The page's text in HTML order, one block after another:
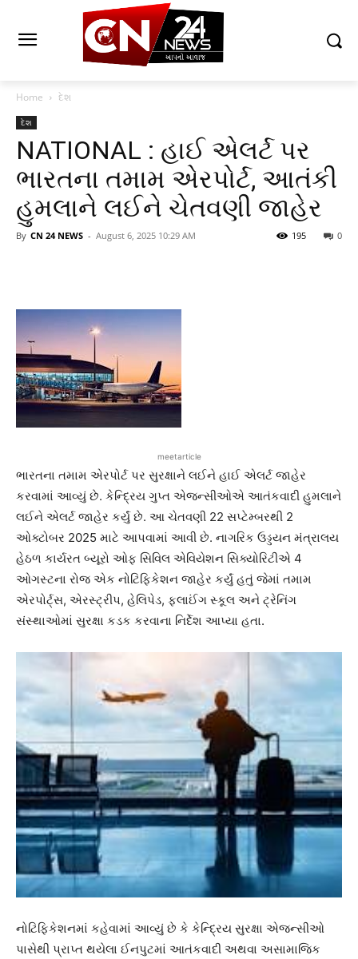
Home દેશ
દેશ
NATIONAL : હાઈ એલર્ટ પર
ભારતના તમામ એરપોર્ટ, આતંકી
હુમલાને લઈને ચેતવણી જાહેર
By CN 24 NEWS - August 6, 2025 10:29 AM 0
195
meetarticle
ભારતના તમામ એરપોર્ટ પર સુરક્ષાને લઈને હાઈ એલર્ટ જાહેર
કરવામાં આવ્યું છે. કેન્દ્રિય ગુપ્ત એજન્સીઓએ આતંકવાદી હુમલાને
લઈને એલર્ટ જાહેર કર્યું છે. આ ચેતવણી 22 સપ્ટેમ્બરથી 2
ઓક્ટોબર 2025 માટે આપવામાં આવી છે. નાગરિક ઉડ્ડયન મંત્રાલય
હેઠળ કાર્યરત બ્યૂરો ઓફ સિવિલ એવિયેશન સિક્યોરિટીએ 4
ઓગસ્ટના રોજ એક નોટિફિકેશન જાહેર કર્યું હતું જેમાં તમામ
એરપોર્ટ્સ, એરસ્ટ્રીપ, હેલિપેડ, ફ્લાઈંગ સ્કૂલ અને ટ્રેનિંગ
સંસ્થાઓમાં સુરક્ષા કડક કરવાના નિર્દેશ આપ્યા હતા.
નોટિફિકેશનમાં કહેવામાં આવ્યું છે કે કેન્દ્રિય સુરક્ષા એજન્સીઓ
પાસેથી પ્રાપ્ત થયેલા ઈનપુટમાં આતંકવાદી અથવા અસામાજિક